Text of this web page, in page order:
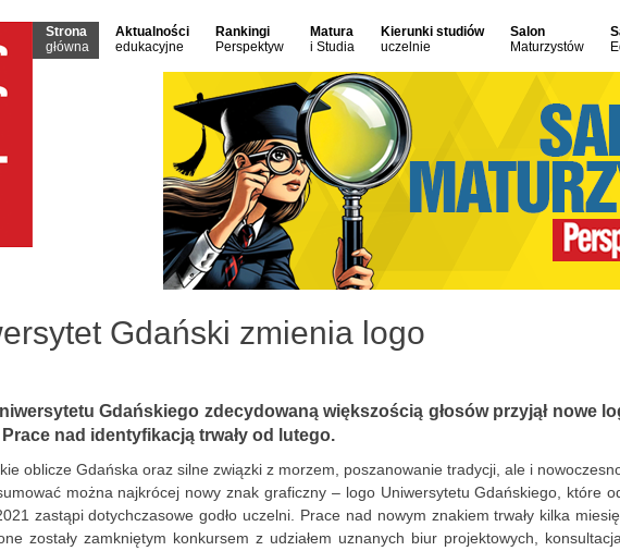
Strona
główna
Aktualności
edukacyjne
Rankingi
Perspektyw
Matura
i Studia
Kierunki studiów
uczelnie
Salon
Maturzystów
Gdański zmienia logo
Gdańskiego zdecydowaną większością głosów przyjął nowe
nad identyfikacją trwały od lutego.
oblicze Gdańska oraz silne związki z morzem, poszanowanie tradycji, ale i
można najkrócej nowy znak graficzny – logo Uniwersytetu Gdańskiego, które
zastąpi dotychczasowe godło uczelni. Prace nad nowym znakiem trwały kilka
zostały zamkniętym konkursem z udziałem uznanych biur projektowych,